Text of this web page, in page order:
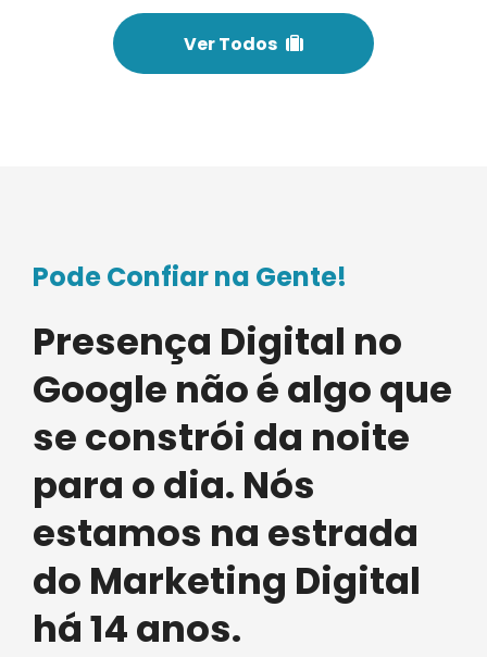
Ver Todos
Pode Confiar na Gente!
Presença Digital no
Google não é algo que
se constrói da noite
para o dia. Nós
estamos na estrada
do Marketing Digital
há 14 anos.